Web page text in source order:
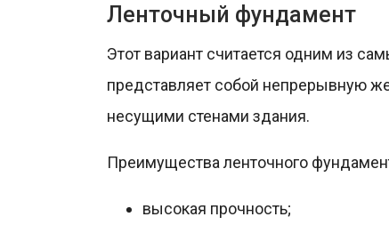
Ленточный фундамент
Этот вариант считается одним из
представляет собой непрерывную
несущими стенами здания.
Преимущества ленточного
высокая прочность;